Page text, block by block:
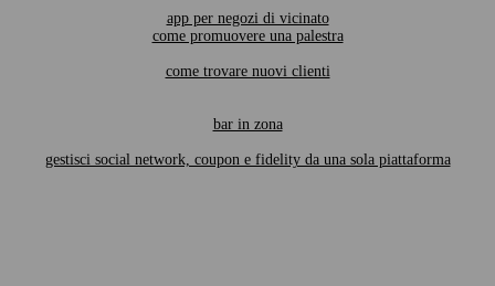
app per negozi di vicinato
come promuovere una palestra
come trovare nuovi clienti
bar in zona
gestisci social network, coupon e fidelity da una sola piattaforma